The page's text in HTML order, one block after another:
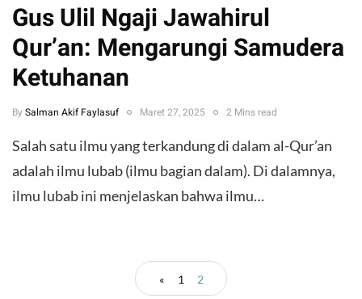
Gus Ulil Ngaji Jawahirul
Qur’an: Mengarungi Samudera
Ketuhanan
By Salman Akif Faylasuf Maret 27, 2025 2 Mins read
Salah satu ilmu yang terkandung di dalam al-Qur’an
adalah ilmu lubab (ilmu bagian dalam). Di dalamnya,
ilmu lubab ini menjelaskan bahwa ilmu…
« 1 2